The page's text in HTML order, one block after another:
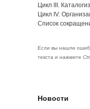
Цикл III.
Цикл IV.
Список
Если вы нашли
текста и нажмите
Новости